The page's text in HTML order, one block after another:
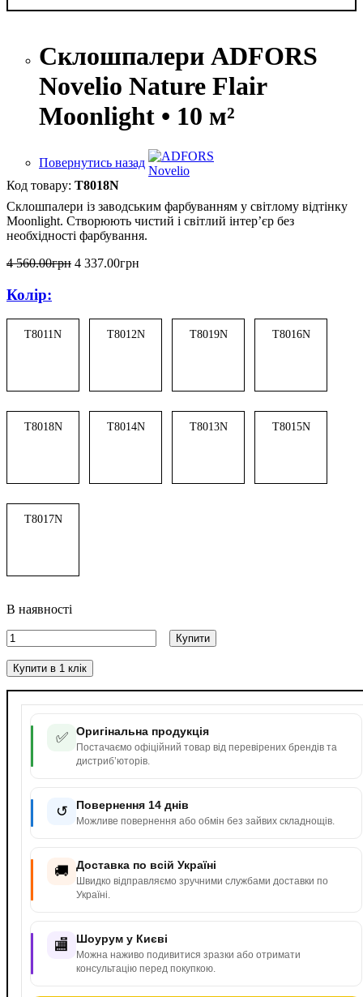
Склошпалери ADFORS
Novelio Nature Flair
Moonlight • 10 м²
Повернутись назад
✅ Оригінальна продукція
Постачаємо офіційний товар від перевірених брендів та
дистриб’юторів.
↺ Повернення 14 днів
Можливе повернення або обмін без зайвих складнощів.
🚚 Доставка по всій Україні
Швидко відправляємо зручними службами доставки по
Україні.
🏬 Шоурум у Києві
Можна наживо подивитися зразки або отримати
консультацію перед покупкою.
T8018N
Склошпалери із заводським фарбуванням у світлому відтінку
Moonlight. Створюють чистий і світлий інтер’єр без
необхідності фарбування.
4 560.00грн 4 337.00грн
Колір:
T8011N T8012N T8019N T8016N
T8018N T8014N T8013N T8015N
T8017N
В наявності
Купити
Купити в 1 клік